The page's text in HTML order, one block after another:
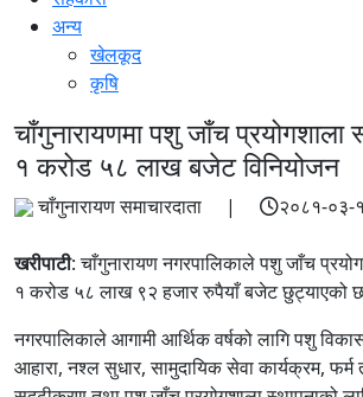
अन्य
खेलकूद
कृषि
चाँगुनारायणमा पशु जाँच प्रयोगशाला
१ करोड ५८ लाख बजेट विनियोजन
चाँगुनारायण समाचारदाता | २०८१-०३-
खरीपाटी: चाँगुनारायण नगरपालिकाले पशु जाँच
१ करोड ५८ लाख ९२ हजार रुपैयाँ बजेट छुट्याएको
नगरपालिकाले आगामी आर्थिक वर्षको लागि पशु
आहारा, नश्ल सुधार, सामुदायिक सेवा कार्यक्रम, फर्म